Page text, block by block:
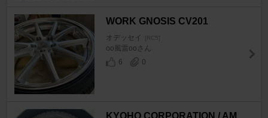
WORK GNOSIS CV201
オデッセイ [RC5]
oo風雷ooさん
6
0
KYOHO CORPORATION / AM